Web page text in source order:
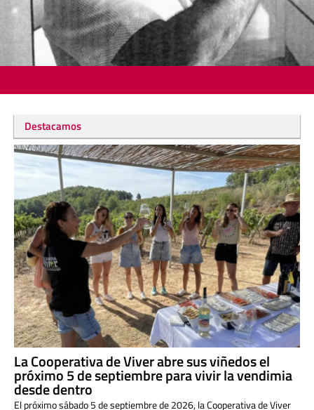
Destacamos
La Cooperativa de Viver abre sus viñedos el
próximo 5 de septiembre para vivir la vendimia
desde dentro
El próximo sábado 5 de septiembre de 2026, la Cooperativa de Viver